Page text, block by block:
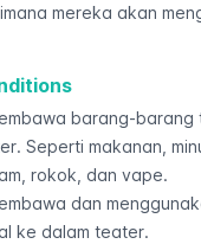
mereka akan
barang-barang
Seperti makanan,
rokok, dan vape.
dan
ke dalam teater.